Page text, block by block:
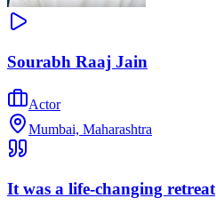
Sourabh Raaj Jain
Actor
Mumbai, Maharashtra
It was a life-changing retreat